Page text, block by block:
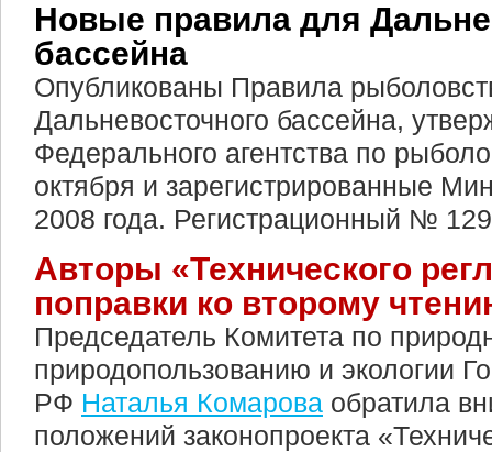
Новые правила для
бассейна
Опубликованы Правила
Дальневосточного бассейна,
Федерального агентства по
октября и зарегистрированные
2008 года. Регистрационный №
Авторы «Технического
поправки ко второму
Председатель Комитета по
природопользованию и экологии
РФ Наталья Комарова обратила
положений законопроекта